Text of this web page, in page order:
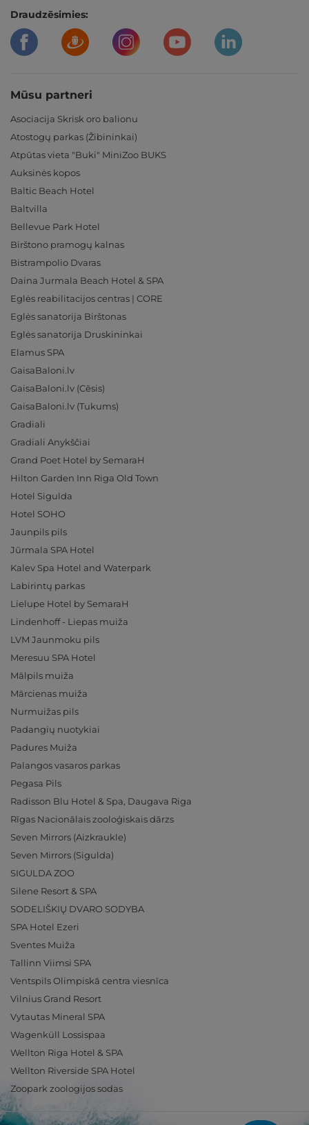
Draudzēsimies:
Mūsu partneri
Asociacija Skrisk oro balionu
Atostogų parkas (Žibininkai)
Atpūtas vieta "Buki" MiniZoo BUKS
Auksinės kopos
Baltic Beach Hotel
Baltvilla
Bellevue Park Hotel
Birštono pramogų kalnas
Bistrampolio Dvaras
Daina Jurmala Beach Hotel & SPA
Eglės reabilitacijos centras | CORE
Eglės sanatorija Birštonas
Eglės sanatorija Druskininkai
Elamus SPA
GaisaBaloni.lv
GaisaBaloni.lv (Cēsis)
GaisaBaloni.lv (Tukums)
Gradiali
Gradiali Anykščiai
Grand Poet Hotel by SemaraH
Hilton Garden Inn Riga Old Town
Hotel Sigulda
Hotel SOHO
Jaunpils pils
Jūrmala SPA Hotel
Kalev Spa Hotel and Waterpark
Labirintų parkas
Lielupe Hotel by SemaraH
Lindenhoff - Liepas muiža
LVM Jaunmoku pils
Meresuu SPA Hotel
Mālpils muiža
Mārcienas muiža
Nurmuižas pils
Padangių nuotykiai
Padures Muiža
Palangos vasaros parkas
Pegasa Pils
Radisson Blu Hotel & Spa, Daugava Riga
Rīgas Nacionālais zooloģiskais dārzs
Seven Mirrors (Aizkraukle)
Seven Mirrors (Sigulda)
SIGULDA ZOO
Silene Resort & SPA
SODELIŠKIŲ DVARO SODYBA
SPA Hotel Ezeri
Sventes Muiža
Tallinn Viimsi SPA
Ventspils Olimpiskā centra viesnīca
Vilnius Grand Resort
Vytautas Mineral SPA
Wagenküll Lossispaa
Wellton Riga Hotel & SPA
Wellton Riverside SPA Hotel
Zoopark zoologijos sodas